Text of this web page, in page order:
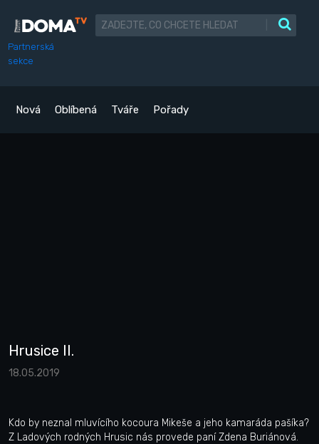
Partnerská
sekce
Nová Oblíbená Tváře Pořady
Hrusice II.
18.05.2019
Kdo by neznal mluvícího kocoura Mikeše a jeho kamaráda pašíka?
Z Ladových rodných Hrusic nás provede paní Zdena Buriánová.